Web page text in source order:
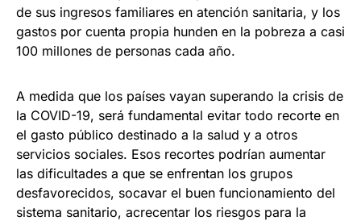
de sus ingresos familiares en atención sanitaria, y los
gastos por cuenta propia hunden en la pobreza a casi
100 millones de personas cada año.
A medida que los países vayan superando la crisis de
la COVID-19, será fundamental evitar todo recorte en
el gasto público destinado a la salud y a otros
servicios sociales. Esos recortes podrían aumentar
las dificultades a que se enfrentan los grupos
desfavorecidos, socavar el buen funcionamiento del
sistema sanitario, acrecentar los riesgos para la